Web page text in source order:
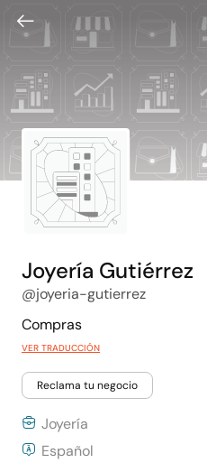
Joyería Gutiérrez
@joyeria-gutierrez
Compras
VER TRADUCCIÓN
Reclama tu negocio
Joyería
Español